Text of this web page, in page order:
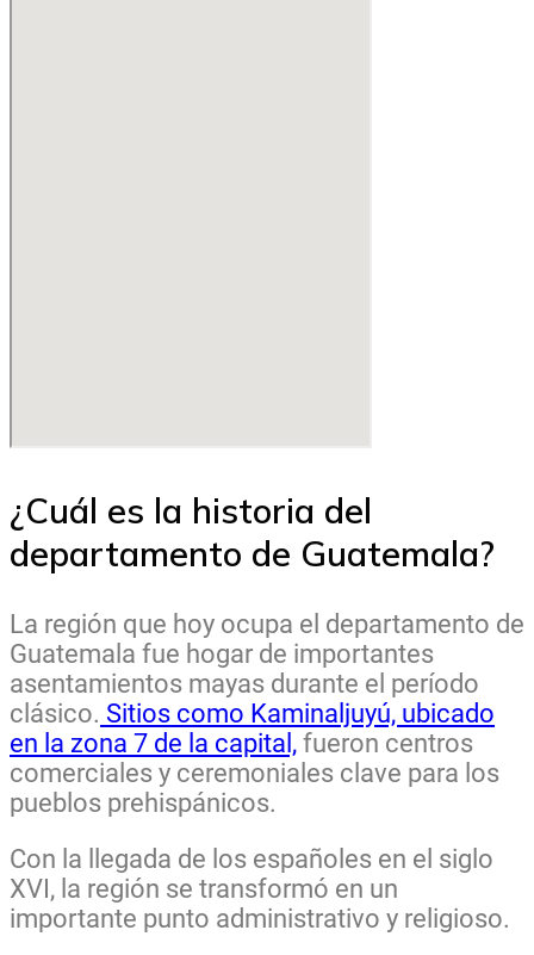
¿Cuál es la historia del
departamento de Guatemala?
La región que hoy ocupa el departamento de
Guatemala fue hogar de importantes
asentamientos mayas durante el período
clásico. Sitios como Kaminaljuyú, ubicado
en la zona 7 de la capital, fueron centros
comerciales y ceremoniales clave para los
pueblos prehispánicos.
Con la llegada de los españoles en el siglo
XVI, la región se transformó en un
importante punto administrativo y religioso.